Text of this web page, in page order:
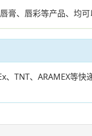
膏、唇彩等产品、均
TNT、ARAMEX等